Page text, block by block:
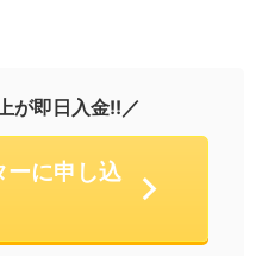
が即日入金!!／
ーに申し込